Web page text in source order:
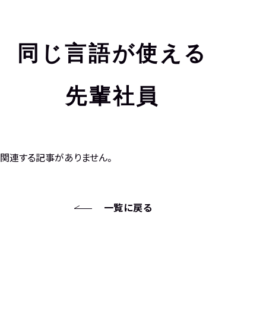
同じ言語が使える
先輩社員
関連する記事がありません。
一覧に戻る